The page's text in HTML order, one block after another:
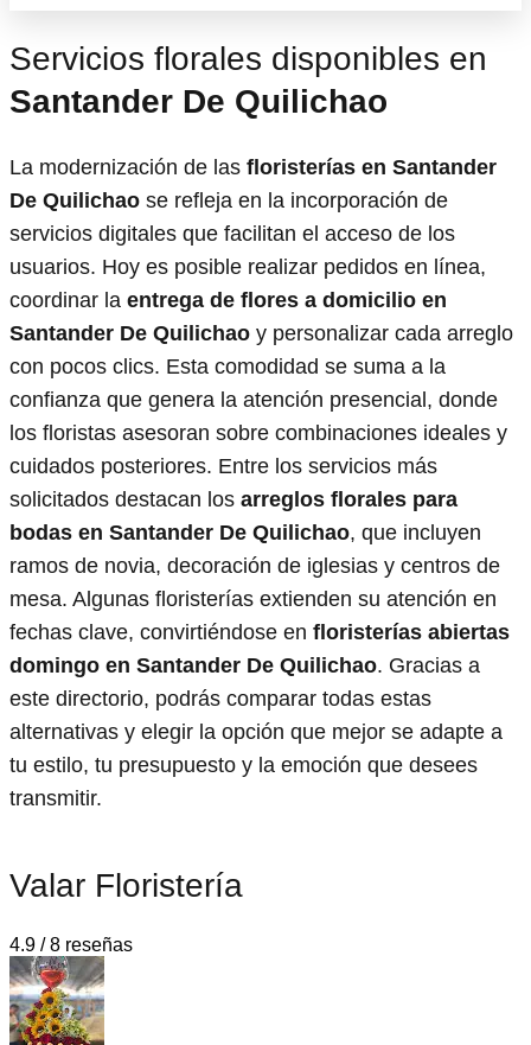
Servicios florales disponibles en
Santander De Quilichao
La modernización de las floristerías en Santander
De Quilichao se refleja en la incorporación de
servicios digitales que facilitan el acceso de los
usuarios. Hoy es posible realizar pedidos en línea,
coordinar la entrega de flores a domicilio en
Santander De Quilichao y personalizar cada arreglo
con pocos clics. Esta comodidad se suma a la
confianza que genera la atención presencial, donde
los floristas asesoran sobre combinaciones ideales y
cuidados posteriores. Entre los servicios más
solicitados destacan los arreglos florales para
bodas en Santander De Quilichao, que incluyen
ramos de novia, decoración de iglesias y centros de
mesa. Algunas floristerías extienden su atención en
fechas clave, convirtiéndose en floristerías abiertas
domingo en Santander De Quilichao. Gracias a
este directorio, podrás comparar todas estas
alternativas y elegir la opción que mejor se adapte a
tu estilo, tu presupuesto y la emoción que desees
transmitir.
Valar Floristería
4.9 / 8 reseñas